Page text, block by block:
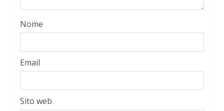
Nome
Email
Sito web